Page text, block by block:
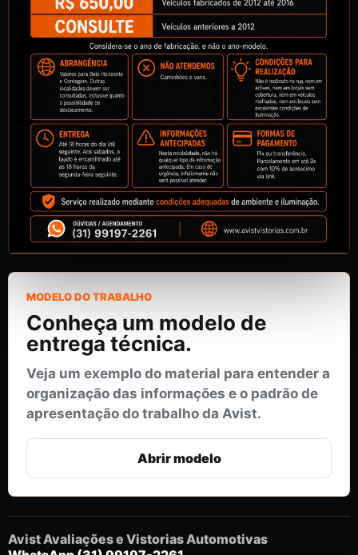
MODELO DO TRABALHO
Conheça um modelo de
entrega técnica.
Veja um exemplo do material para entender a
organização das informações e o padrão de
apresentação do trabalho da Avist.
Abrir modelo
Avist Avaliações e Vistorias Automotivas